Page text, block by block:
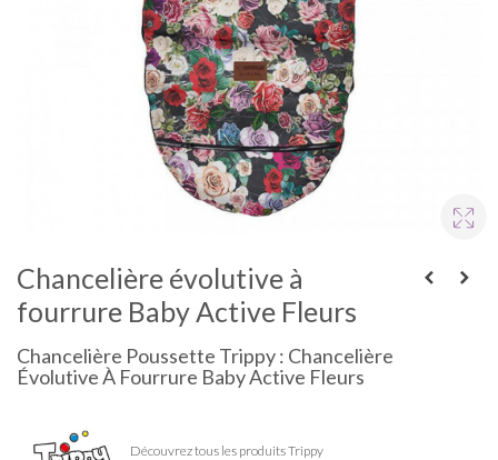
Chancelière évolutive à
fourrure Baby Active Fleurs
Chancelière Poussette Trippy : Chancelière
Évolutive À Fourrure Baby Active Fleurs
Découvrez tous les produits Trippy